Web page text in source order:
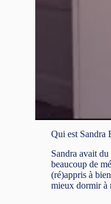
Qui est Sandra
Sandra avait
beaucoup de
(ré)appris à
mieux dormir à